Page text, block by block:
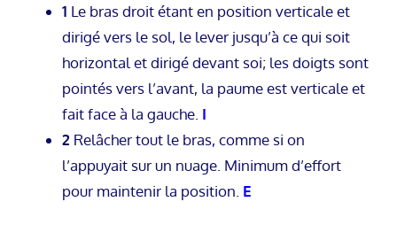
1 Le bras droit étant en position verticale et
dirigé vers le sol, le lever jusqu’à ce qui soit
horizontal et dirigé devant soi; les doigts sont
pointés vers l’avant, la paume est verticale et
fait face à la gauche. I
2 Relâcher tout le bras, comme si on
l’appuyait sur un nuage. Minimum d’effort
pour maintenir la position. E